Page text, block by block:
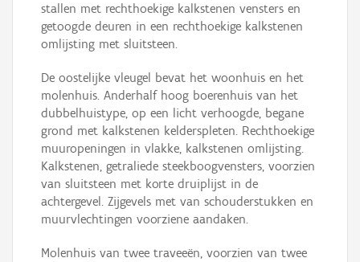
stallen met rechthoekige kalkstenen vensters en
getoogde deuren in een rechthoekige kalkstenen
omlijsting met sluitsteen.
De oostelijke vleugel bevat het woonhuis en het
molenhuis. Anderhalf hoog boerenhuis van het
dubbelhuistype, op een licht verhoogde, begane
grond met kalkstenen kelderspleten. Rechthoekige
muuropeningen in vlakke, kalkstenen omlijsting.
Kalkstenen, getraliede steekboogvensters, voorzien
van sluitsteen met korte druiplijst in de
achtergevel. Zijgevels met van schouderstukken en
muurvlechtingen voorziene aandaken.
Molenhuis van twee traveeën, voorzien van twee